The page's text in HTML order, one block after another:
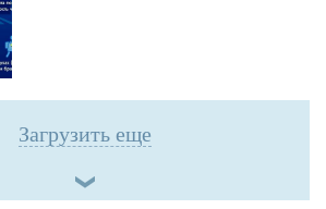
Загрузить еще